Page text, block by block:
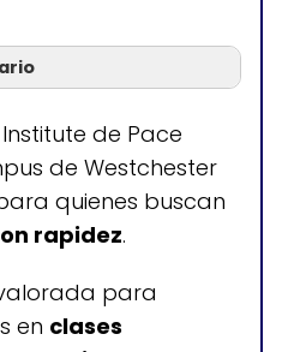
de inglés intensivo
de inglés
negocios
de Pace
de Westchester
quienes buscan
rapidez.
para
en clases